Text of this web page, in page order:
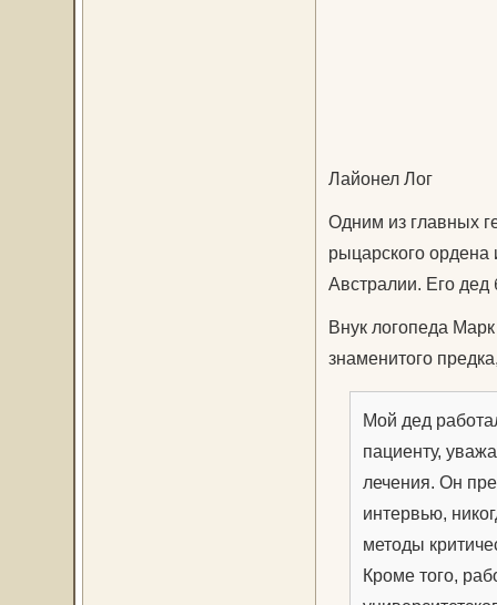
Лайонел Лог
Одним из главных
рыцарского ордена
Австралии. Его дед
Внук логопеда
знаменитого
Мой дед
пациенту,
лечения. Он
интервью,
методы
Кроме того,